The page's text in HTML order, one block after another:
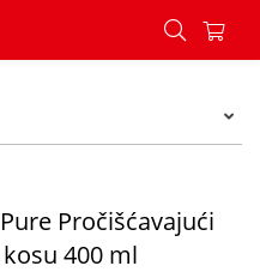
Pure Pročišćavajući
Pročišćavajući
400 ml